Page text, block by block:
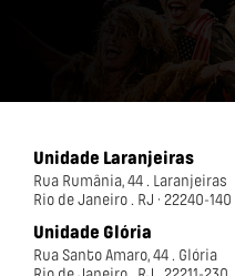
Unidade Laranjeiras
Rua Rumânia, 44 . Laranjeiras
Rio de Janeiro . RJ · 22240-140
Unidade Glória
Rua Santo Amaro, 44 . Glória